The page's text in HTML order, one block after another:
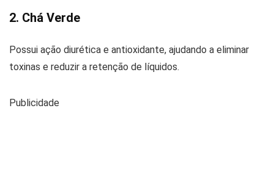
2. Chá Verde
Possui ação diurética e antioxidante, ajudando a eliminar
toxinas e reduzir a retenção de líquidos.
Publicidade